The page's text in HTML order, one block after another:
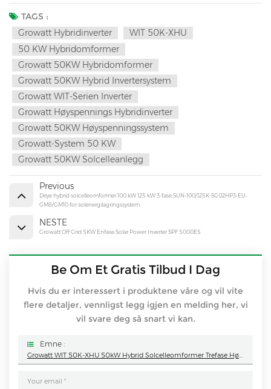
TAGS :
Growatt Hybridinverter
WIT 50K-XHU
50 KW Hybridomformer
Growatt 50KW Hybridomformer
Growatt 50KW Hybrid Invertersystem
Growatt WIT-Serien Inverter
Growatt Høyspennings Hybridinverter
Growatt 50KW Høyspenningssystem
Growatt-System 50 KW
Growatt 50KW Solcelleanlegg
Previous
Deye hybrid solcelleomformer 100 kW 125 kW 3-fase SUN-100/125K-SG02HP3-EU-
GM8/GM10 for solenergilagringssystem
NESTE
Growatt Off Grid 5KW Enfase Solar Power Inverter SPF 5000ES
Be Om Et Gratis Tilbud I Dag
Hvis du er interessert i produktene våre og vil vite
flere detaljer, vennligst legg igjen en melding her, vi
vil svare deg så snart vi kan.
Emne :
Growatt WIT 50K-XHU 50kW Hybrid Solcelleomformer Trefase Høyspennings Energilagringsomformer For Kommersiell Og Industriell Bruk